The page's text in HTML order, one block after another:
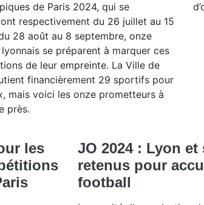
de Paris 2024, qui se
respectivement du 26 juillet au 15
28 août au 8 septembre, onze
se préparent à marquer ces
de leur empreinte. La Ville de
financièrement 29 sportifs pour
mais voici les onze prometteurs à
près.
les
JO 2024 : Lyon et
retenus pour
football